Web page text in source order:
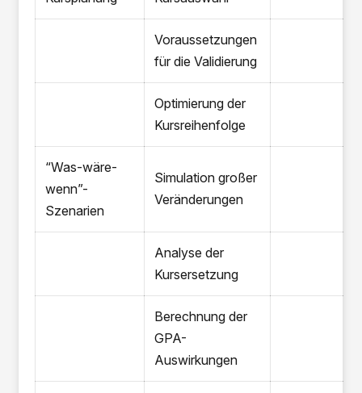
Voraussetzungen
für die Validierung
Optimierung der
Kursreihenfolge
“Was-wäre-
wenn”-
Szenarien
Simulation großer
Veränderungen
Analyse der
Kursersetzung
Berechnung der
GPA-
Auswirkungen